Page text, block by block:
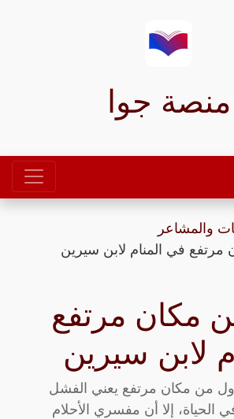
منصة جوا
والمشاعر
مرتفع في المنام لابن سيرين
مكان مرتفع
لابن سيرين
من مكان مرتفع يعني الفشل
الحياة، إلا أن مفسري الأحلام